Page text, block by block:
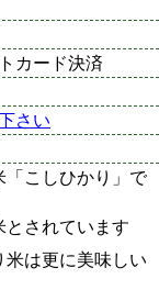
カード決済
さい
「こしひかり」で
とされています
米は更に美味しい